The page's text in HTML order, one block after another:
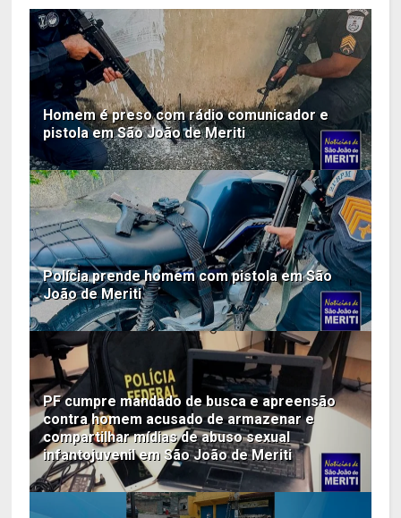
Homem é preso com rádio comunicador e
pistola em São João de Meriti
Polícia prende homem com pistola em São
João de Meriti
PF cumpre mandado de busca e apreensão
contra homem acusado de armazenar e
compartilhar mídias de abuso sexual
infantojuvenil em São João de Meriti